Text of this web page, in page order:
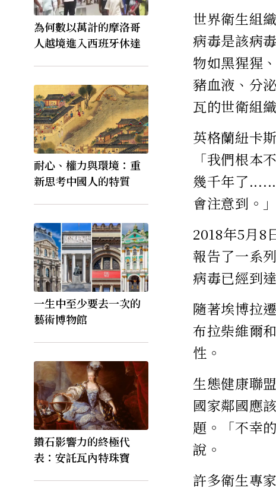
為何數以萬計的摩洛哥
人越境進入西班牙休達
耐心、權力與環境：重
新思考中國人的特質
一生中至少要去一次的
藝術博物館
鑽石影響力的終極代
表：安託瓦內特珠寶
世界衛生組
病毒是該病
物如黑猩猩
豬血液、分
瓦的世衛組
英格蘭紐卡
「我們根本
幾千年了
會注意到。」
2018年5月8
報告了一系
病毒已經到
隨著埃博拉
布拉柴維爾
性。
生態健康聯
國家鄰國應
題。「不幸
說。
許多衛生專